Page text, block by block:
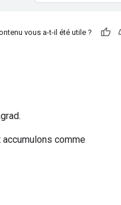
vous a-t-il été utile ?
comme